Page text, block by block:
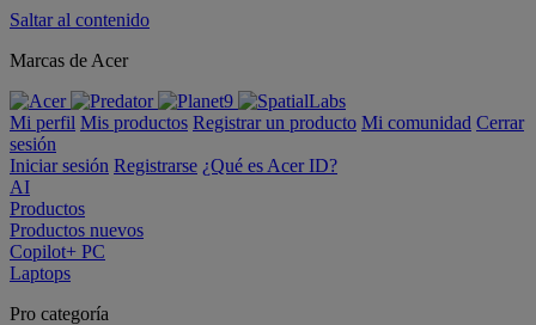
Saltar al contenido
Marcas de Acer
Mi perfil Mis productos Registrar un producto Mi comunidad Cerrar
sesión
Iniciar sesión Registrarse ¿Qué es Acer ID?
AI
Productos
Productos nuevos
Copilot+ PC
Laptops
Pro categoría